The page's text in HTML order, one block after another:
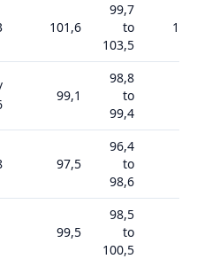
101,6
99,7
to
103,5
99,1
98,8
to
99,4
97,5
96,4
to
98,6
99,5
98,5
to
100,5